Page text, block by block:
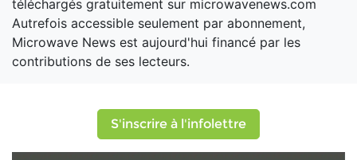
téléchargés gratuitement sur microwavenews.com
Autrefois accessible seulement par abonnement,
Microwave News est aujourd'hui financé par les
contributions de ses lecteurs.
S'inscrire à l'infolettre